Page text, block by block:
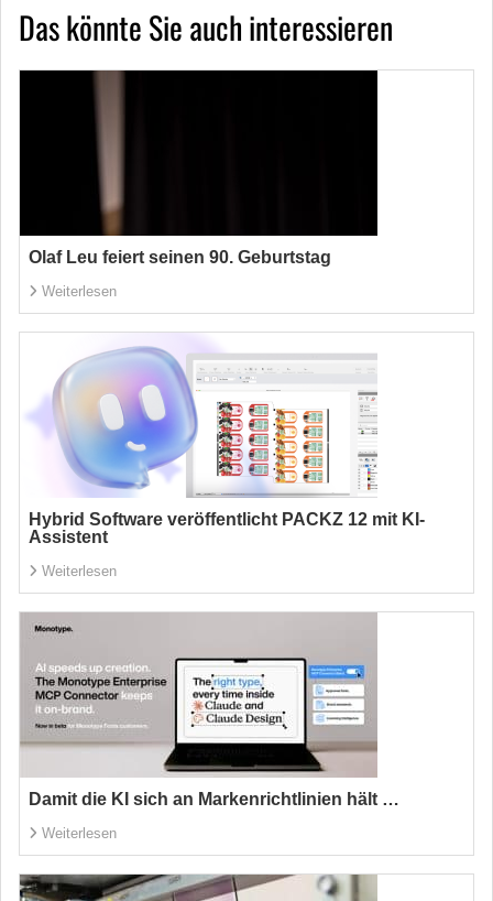
Das könnte Sie auch interessieren
Olaf Leu feiert seinen 90. Geburtstag
Weiterlesen
Hybrid Software veröffentlicht PACKZ 12 mit KI-
Assistent
Weiterlesen
Damit die KI sich an Markenrichtlinien hält …
Weiterlesen